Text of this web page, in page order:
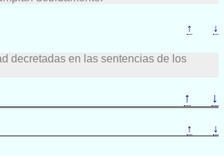
↑ ↓
decretadas en las sentencias de los
↑ ↓
↑ ↓